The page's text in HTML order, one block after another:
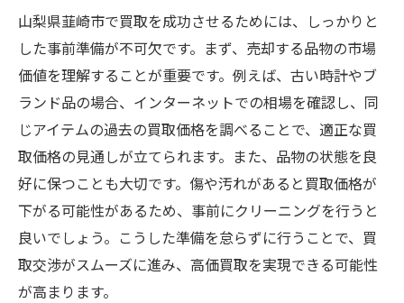
査定力の高さの秘密
実績が示す買取大吉の信頼性
顧客からの声が信頼の証
プロが教える適正な査定方法
地域で愛されるサービスの理由
実際の買取事例から学ぶ高価買取のコツと成功
事例
高価買取を実現した事例紹介
成功事例から学ぶコツ
買取金額を上げるための具体策
山梨県韮崎市で買取を成功させるためには、しっかりと
した事前準備が不可欠です。まず、売却する品物の市場
価値を理解することが重要です。例えば、古い時計やブ
ランド品の場合、インターネットでの相場を確認し、同
じアイテムの過去の買取価格を調べることで、適正な買
取価格の見通しが立てられます。また、品物の状態を良
好に保つことも大切です。傷や汚れがあると買取価格が
下がる可能性があるため、事前にクリーニングを行うと
良いでしょう。こうした準備を怠らずに行うことで、買
取交渉がスムーズに進み、高価買取を実現できる可能性
が高まります。